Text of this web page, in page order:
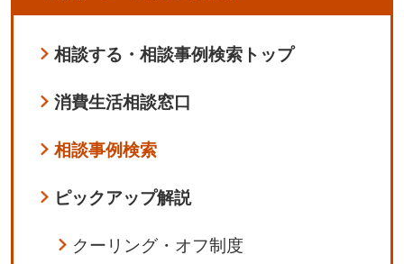
相談する・相談事例検索トップ
消費生活相談窓口
相談事例検索
ピックアップ解説
クーリング・オフ制度